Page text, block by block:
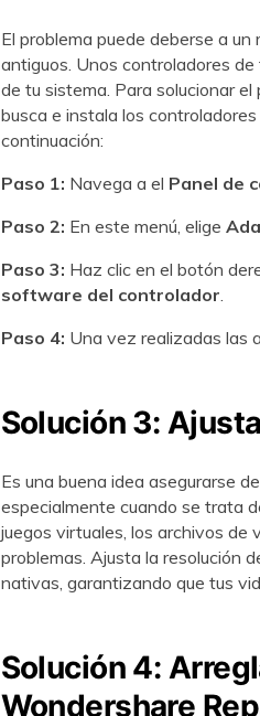
El problema puede deberse a
antiguos. Unos controladores
de tu sistema. Para solucionar
busca e instala los
continuación:
Paso 1: Navega a el Panel de
Paso 2: En este menú, elige
Paso 3: Haz clic en el botón
software del controlador.
Paso 4: Una vez realizadas las
Solución 3:
Es una buena idea asegurarse
especialmente cuando se trata
juegos virtuales, los archivos de
problemas. Ajusta la resolución
nativas, garantizando que tus
Solución 4:
Wondershare